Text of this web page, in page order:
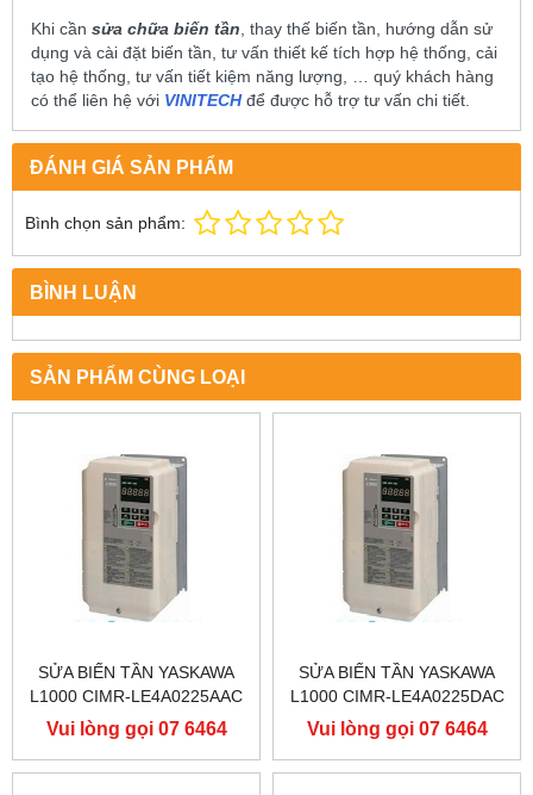
Khi cần sửa chữa biến tần, thay thế biến tần, hướng dẫn sử
dụng và cài đặt biến tần, tư vấn thiết kế tích hợp hệ thống, cải
tạo hệ thống, tư vấn tiết kiệm năng lượng, … quý khách hàng
có thể liên hệ với VINITECHđể được hỗ trợ tư vấn chi tiết.
ĐÁNH GIÁ SẢN PHẨM
Bình chọn sản phẩm:
BÌNH LUẬN
SẢN PHẨM CÙNG LOẠI
SỬA BIẾN TẦN YASKAWA
L1000 CIMR-LE4A0225AAC
400V 110KW, BIẾN TẦN
YASKAWA L1000
Vui lòng gọi 07 6464
9556
SỬA BIẾN TẦN YASKAWA
L1000 CIMR-LE4A0225DAC
400V 110KW, BIẾN TẦN
YASKAWA L1000
Vui lòng gọi 07 6464
9556